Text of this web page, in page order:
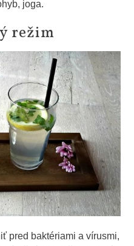
joga.
režim
pred baktériami a vírusmi,